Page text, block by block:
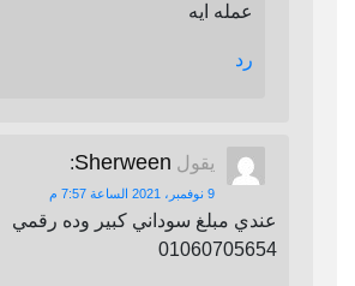
عمله ايه
رد
يقول Sherween
:
9 نوفمبر، 2021 الساعة 7:57 م
عندي مبلغ سوداني كبير وده رقمي
01060705654